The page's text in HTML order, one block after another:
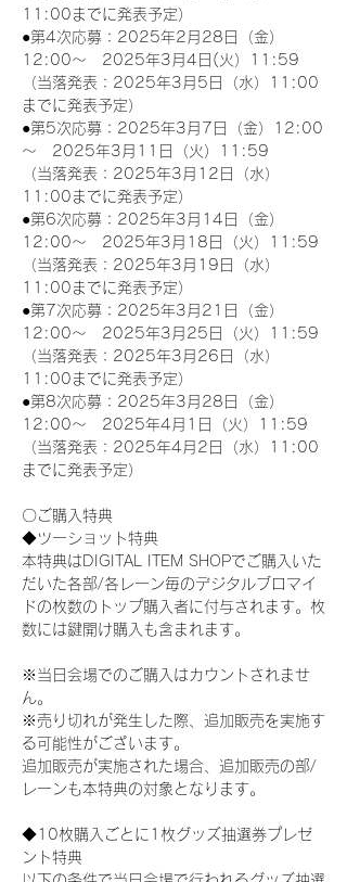
11:00までに発表予定）
●第4次応募：2025年2月28日（金）
12:00～　2025年3月4日(火）11:59
（当落発表：2025年3月5日（水）11:00
までに発表予定）
●第5次応募：2025年3月7日（金）12:00
～　2025年3月11日（火）11:59
（当落発表：2025年3月12日（水）
11:00までに発表予定）
●第6次応募：2025年3月14日（金）
12:00～　2025年3月18日（火）11:59
（当落発表：2025年3月19日（水）
11:00までに発表予定）
●第7次応募：2025年3月21日（金）
12:00～　2025年3月25日（火）11:59
（当落発表：2025年3月26日（水）
11:00までに発表予定）
●第8次応募：2025年3月28日（金）
12:00～　2025年4月1日（火）11:59
（当落発表：2025年4月2日（水）11:00
までに発表予定）
〇ご購入特典
◆ツーショット特典
本特典はDIGITAL ITEM SHOPでご購入いた
だいた各部/各レーン毎のデジタルブロマイ
ドの枚数のトップ購入者に付与されます。枚
数には鍵開け購入も含まれます。
※当日会場でのご購入はカウントされませ
ん。
※売り切れが発生した際、追加販売を実施す
る可能性がございます。
追加販売が実施された場合、追加販売の部/
レーンも本特典の対象となります。
◆10枚購入ごとに1枚グッズ抽選券プレゼ
ント特典